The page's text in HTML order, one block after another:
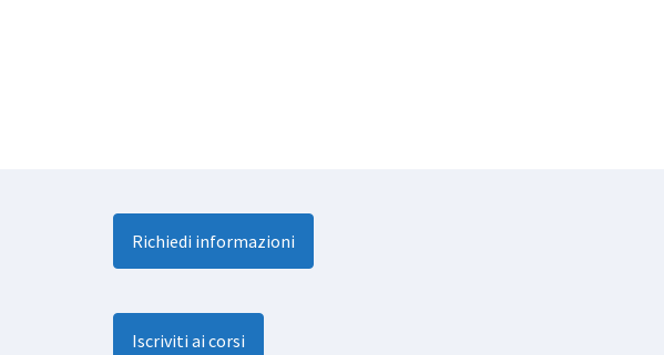
Richiedi informazioni
Iscriviti ai corsi